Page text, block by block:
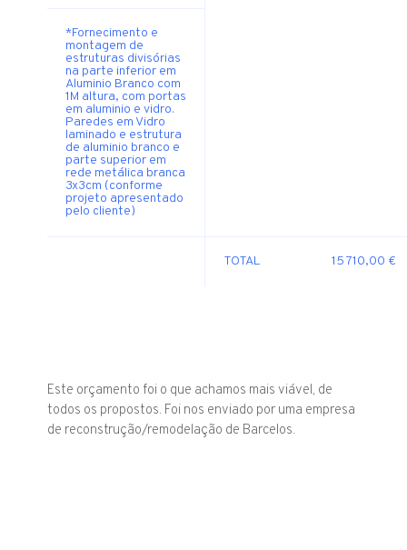
*Fornecimento e
montagem de
estruturas divisórias
na parte inferior em
Aluminio Branco com
1M altura, com portas
em aluminio e vidro.
Paredes em Vidro
laminado e estrutura
de aluminio branco e
parte superior em
rede metálica branca
3x3cm (conforme
projeto apresentado
pelo cliente)
TOTAL 15 710,00 €
Este orçamento foi o que achamos mais viável, de
todos os propostos. Foi nos enviado por uma empresa
de reconstrução/remodelação de Barcelos.